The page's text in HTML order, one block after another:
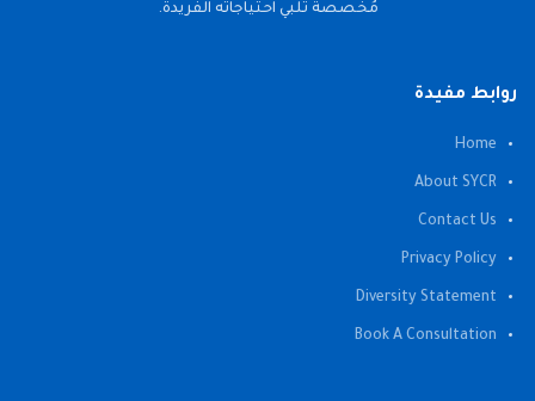
مُخصصة تلبي احتياجاته الفريدة.
روابط مفيدة
Home
About SYCR
Contact Us
Privacy Policy
Diversity Statement
Book A Consultation